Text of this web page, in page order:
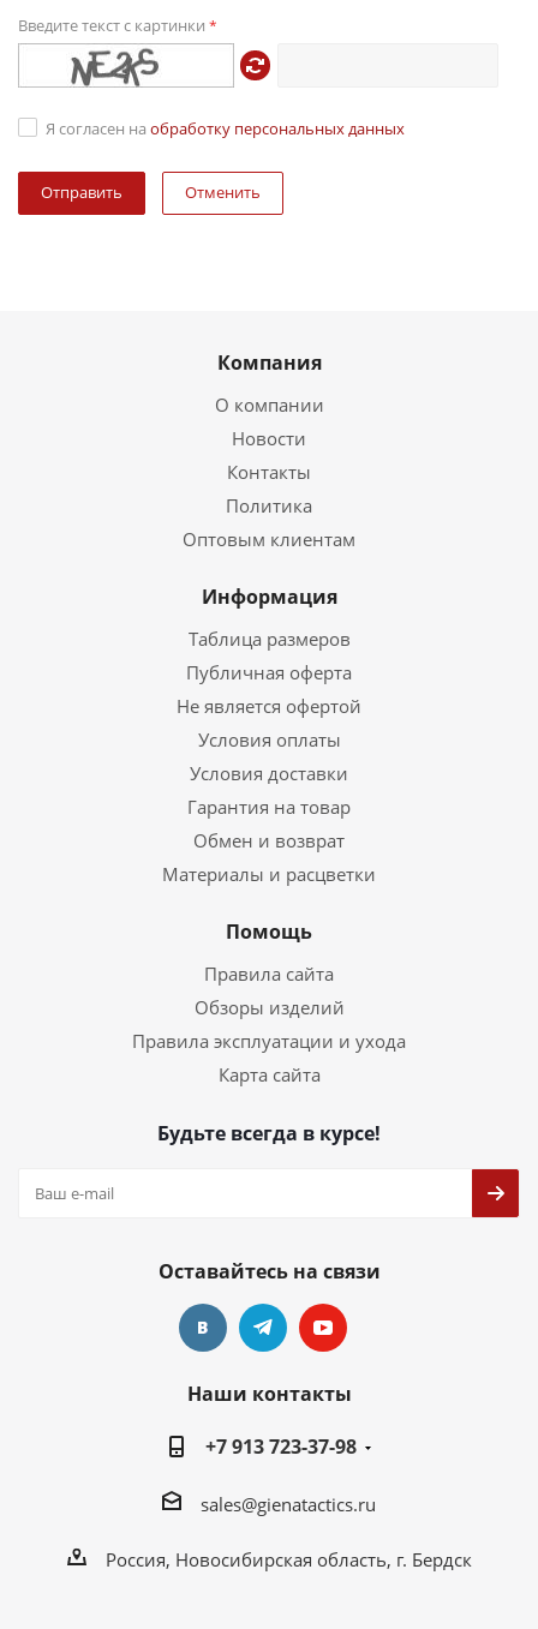
Введите текст с картинки *
Я согласен на обработку персональных данных
Отменить
Компания
О компании
Новости
Контакты
Политика
Оптовым клиентам
Информация
Таблица размеров
Публичная оферта
Не является офертой
Условия оплаты
Условия доставки
Гарантия на товар
Обмен и возврат
Материалы и расцветки
Помощь
Правила сайта
Обзоры изделий
Правила эксплуатации и ухода
Карта сайта
Будьте всегда в курсе!
Оставайтесь на связи
Наши контакты
+7 913 723-37-98
sales@gienatactics.ru
Россия, Новосибирская область, г. Бердск